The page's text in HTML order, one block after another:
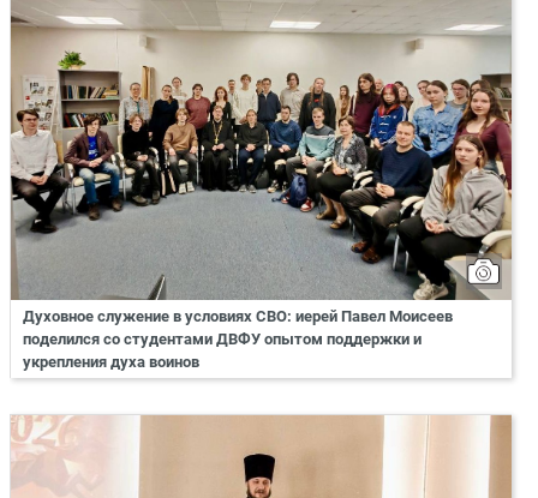
Духовное служение в условиях СВО: иерей Павел Моисеев
поделился со студентами ДВФУ опытом поддержки и
укрепления духа воинов